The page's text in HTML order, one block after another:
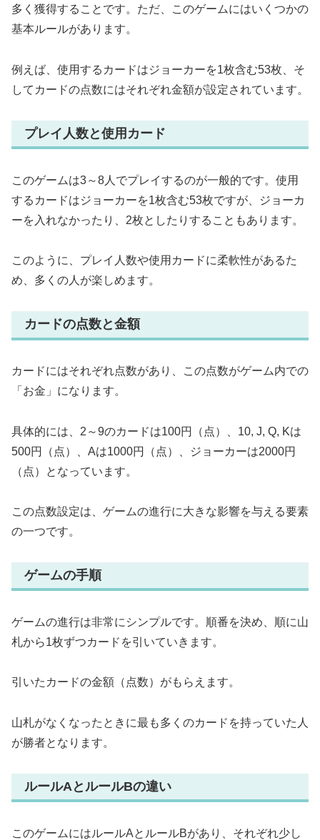
多く獲得することです。ただ、このゲームにはいくつかの
基本ルールがあります。
例えば、使用するカードはジョーカーを1枚含む53枚、そ
してカードの点数にはそれぞれ金額が設定されています。
プレイ人数と使用カード
このゲームは3～8人でプレイするのが一般的です。使用
するカードはジョーカーを1枚含む53枚ですが、ジョーカ
ーを入れなかったり、2枚としたりすることもあります。
このように、プレイ人数や使用カードに柔軟性があるた
め、多くの人が楽しめます。
カードの点数と金額
カードにはそれぞれ点数があり、この点数がゲーム内での
「お金」になります。
具体的には、2～9のカードは100円（点）、10, J, Q, Kは
500円（点）、Aは1000円（点）、ジョーカーは2000円
（点）となっています。
この点数設定は、ゲームの進行に大きな影響を与える要素
の一つです。
ゲームの手順
ゲームの進行は非常にシンプルです。順番を決め、順に山
札から1枚ずつカードを引いていきます。
引いたカードの金額（点数）がもらえます。
山札がなくなったときに最も多くのカードを持っていた人
が勝者となります。
ルールAとルールBの違い
このゲームにはルールAとルールBがあり、それぞれ少し